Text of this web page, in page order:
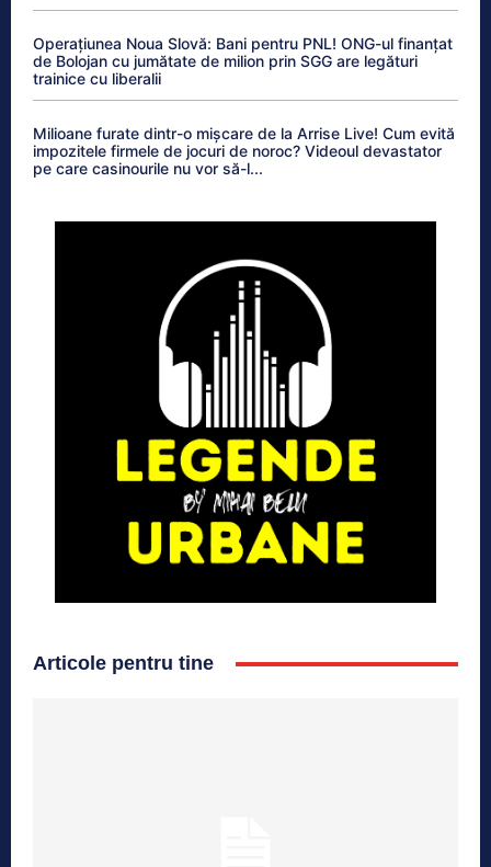
Operațiunea Noua Slovă: Bani pentru PNL! ONG-ul finanțat
de Bolojan cu jumătate de milion prin SGG are legături
trainice cu liberalii
Milioane furate dintr-o mișcare de la Arrise Live! Cum evită
impozitele firmele de jocuri de noroc? Videoul devastator
pe care casinourile nu vor să-l...
Articole pentru tine